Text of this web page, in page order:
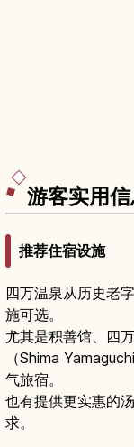
游客实用
推荐住宿设施
四万温泉从历史老
施可选。
尤其是积善馆、四
（Shima
气旅宿。
也有提供更实惠的
求。